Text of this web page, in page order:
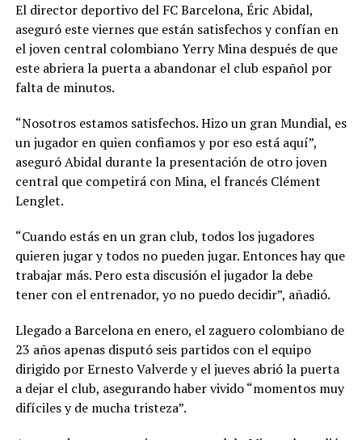
El director deportivo del FC Barcelona, Éric Abidal,
aseguró este viernes que están satisfechos y confían en
el joven central colombiano Yerry Mina después de que
este abriera la puerta a abandonar el club español por
falta de minutos.
“Nosotros estamos satisfechos. Hizo un gran Mundial, es
un jugador en quien confiamos y por eso está aquí”,
aseguró Abidal durante la presentación de otro joven
central que competirá con Mina, el francés Clément
Lenglet.
“Cuando estás en un gran club, todos los jugadores
quieren jugar y todos no pueden jugar. Entonces hay que
trabajar más. Pero esta discusión el jugador la debe
tener con el entrenador, yo no puedo decidir”, añadió.
Llegado a Barcelona en enero, el zaguero colombiano de
23 años apenas disputó seis partidos con el equipo
dirigido por Ernesto Valverde y el jueves abrió la puerta
a dejar el club, asegurando haber vivido “momentos muy
difíciles y de mucha tristeza”.